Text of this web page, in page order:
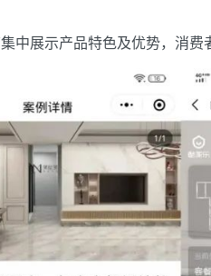
展示产品特色及优势，消费